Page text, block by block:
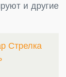
и другие
Стрелка